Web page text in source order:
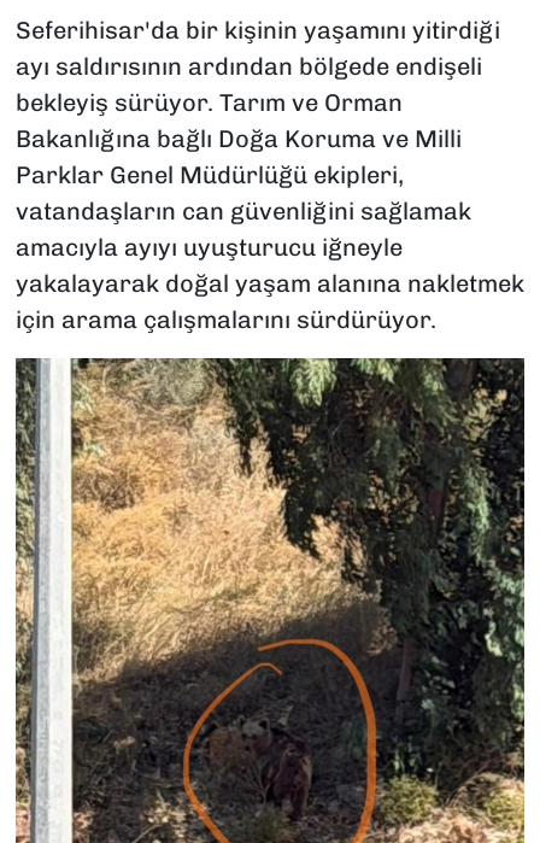
Seferihisar'da bir kişinin yaşamını yitirdiği
ayı saldırısının ardından bölgede endişeli
bekleyiş sürüyor. Tarım ve Orman
Bakanlığına bağlı Doğa Koruma ve Milli
Parklar Genel Müdürlüğü ekipleri,
vatandaşların can güvenliğini sağlamak
amacıyla ayıyı uyuşturucu iğneyle
yakalayarak doğal yaşam alanına nakletmek
için arama çalışmalarını sürdürüyor.